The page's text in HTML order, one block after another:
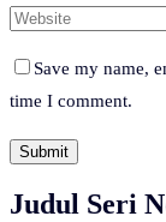
Save my name,
time I comment.
Judul Seri